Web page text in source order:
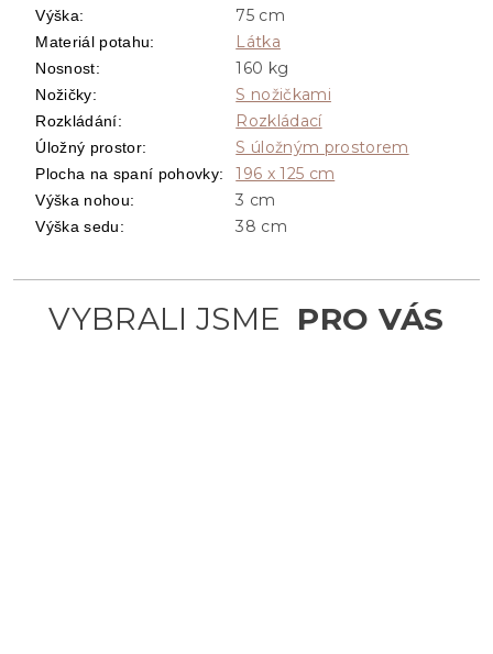
Výška: 75 cm
Materiál potahu: Látka
Nosnost: 160 kg
Nožičky: S nožičkami
Rozkládání: Rozkládací
Úložný prostor: S úložným prostorem
Plocha na spaní pohovky: 196 x 125 cm
Výška nohou: 3 cm
Výška sedu: 38 cm